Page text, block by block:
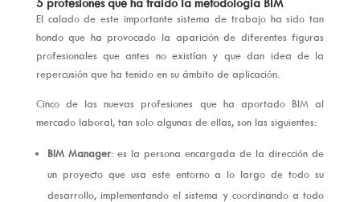
El calado de este importante sistema de trabajo ha sido tan
hondo que ha provocado la aparición de diferentes figuras
profesionales que antes no existían y que dan idea de la
repercusión que ha tenido en su ámbito de aplicación.
Cinco de las nuevas profesiones que ha aportado BIM al
mercado laboral, tan solo algunas de ellas, son las siguientes:
BIM Manager: es la persona encargada de la dirección de
un proyecto que usa este entorno a lo largo de todo su
desarrollo, implementando el sistema y coordinando a todo